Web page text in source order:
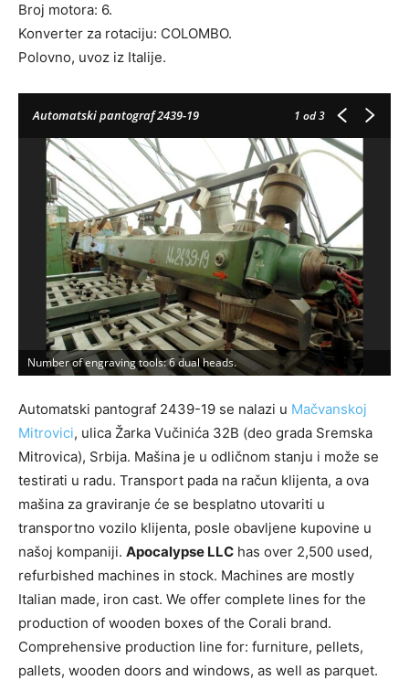
Broj motora: 6.
Konverter za rotaciju: COLOMBO.
Polovno, uvoz iz Italije.
Automatski pantograf 2439-19 1 od 3
Number of engraving tools: 6 dual heads.
Automatski pantograf 2439-19 se nalazi u Mačvanskoj
Mitrovici, ulica Žarka Vučinića 32B (deo grada Sremska
Mitrovica), Srbija. Mašina je u odličnom stanju i može se
testirati u radu. Transport pada na račun klijenta, a ova
mašina za graviranje će se besplatno utovariti u
transportno vozilo klijenta, posle obavljene kupovine u
našoj kompaniji. Apocalypse LLC has over 2,500 used,
refurbished machines in stock. Machines are mostly
Italian made, iron cast. We offer complete lines for the
production of wooden boxes of the Corali brand.
Comprehensive production line for: furniture, pellets,
pallets, wooden doors and windows, as well as parquet.